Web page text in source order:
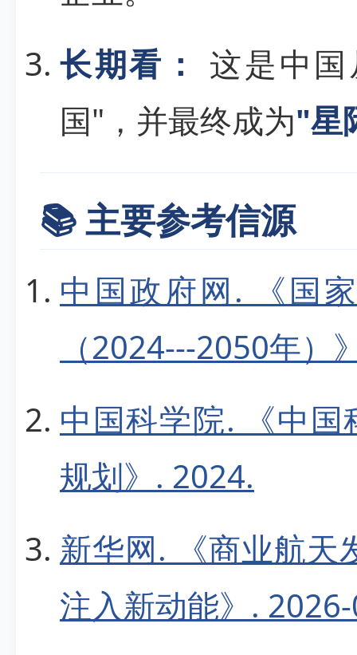
长期看：
这是中
国"，并最终成为"星
📚 主要参考信源
中国政府网. 《国
（2024---2050年）
中国科学院. 《中
规划》. 2024.
新华网. 《商业航天
注入新动能》.